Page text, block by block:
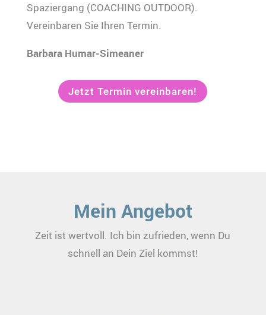
Spaziergang (COACHING OUTDOOR).
Vereinbaren Sie Ihren Termin.
Barbara Humar-Simeaner
Jetzt Termin vereinbaren!
Mein Angebot
Zeit ist wertvoll. Ich bin zufrieden, wenn Du
schnell an Dein Ziel kommst!